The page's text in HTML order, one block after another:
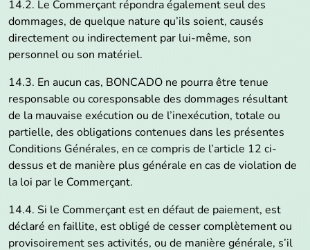
14.2. Le Commerçant répondra également seul des
dommages, de quelque nature qu’ils soient, causés
directement ou indirectement par lui-même, son
personnel ou son matériel.
14.3. En aucun cas, BONCADO ne pourra être tenue
responsable ou coresponsable des dommages résultant
de la mauvaise exécution ou de l’inexécution, totale ou
partielle, des obligations contenues dans les présentes
Conditions Générales, en ce compris de l’article 12 ci-
dessus et de manière plus générale en cas de violation de
la loi par le Commerçant.
14.4. Si le Commerçant est en défaut de paiement, est
déclaré en faillite, est obligé de cesser complètement ou
provisoirement ses activités, ou de manière générale, s’il